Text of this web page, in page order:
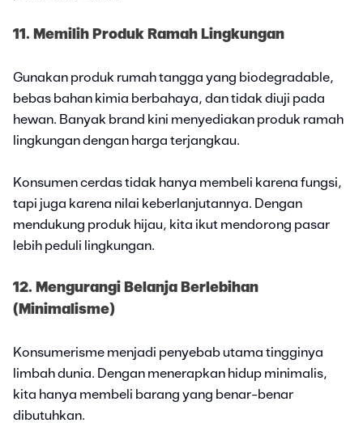
11. Memilih Produk Ramah Lingkungan
Gunakan produk rumah tangga yang biodegradable,
bebas bahan kimia berbahaya, dan tidak diuji pada
hewan. Banyak brand kini menyediakan produk ramah
lingkungan dengan harga terjangkau.
Konsumen cerdas tidak hanya membeli karena fungsi,
tapi juga karena nilai keberlanjutannya. Dengan
mendukung produk hijau, kita ikut mendorong pasar
lebih peduli lingkungan.
12. Mengurangi Belanja Berlebihan
(Minimalisme)
Konsumerisme menjadi penyebab utama tingginya
limbah dunia. Dengan menerapkan hidup minimalis,
kita hanya membeli barang yang benar-benar
dibutuhkan.